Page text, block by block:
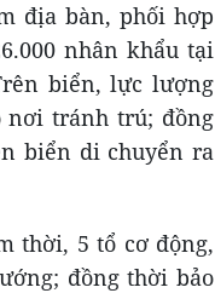
địa bàn, phối hợp
nhân khẩu tại
biển, lực lượng
nơi tránh trú; đồng
biển di chuyển ra
thời, 5 tổ cơ động,
đồng thời bảo